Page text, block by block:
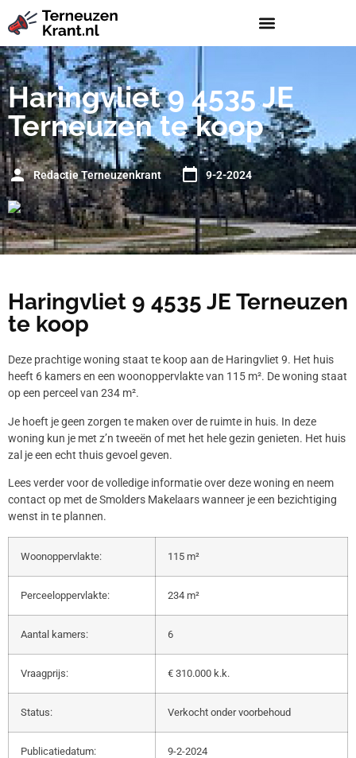
Haringvliet 9 4535 JE
Terneuzen te koop
Redactie Terneuzenkrant 9-2-2024
Haringvliet 9 4535 JE Terneuzen
te koop
Deze prachtige woning staat te koop aan de Haringvliet 9. Het huis
heeft 6 kamers en een woonoppervlakte van 115 m². De woning staat
op een perceel van 234 m².
Je hoeft je geen zorgen te maken over de ruimte in huis. In deze
woning kun je met z’n tweeën of met het hele gezin genieten. Het huis
zal je een echt thuis gevoel geven.
Lees verder voor de volledige informatie over deze woning en neem
contact op met de Smolders Makelaars wanneer je een bezichtiging
wenst in te plannen.
Woonoppervlakte: 115 m²
Perceeloppervlakte: 234 m²
Aantal kamers: 6
Vraagprijs: € 310.000 k.k.
Status: Verkocht onder voorbehoud
Publicatiedatum: 9-2-2024